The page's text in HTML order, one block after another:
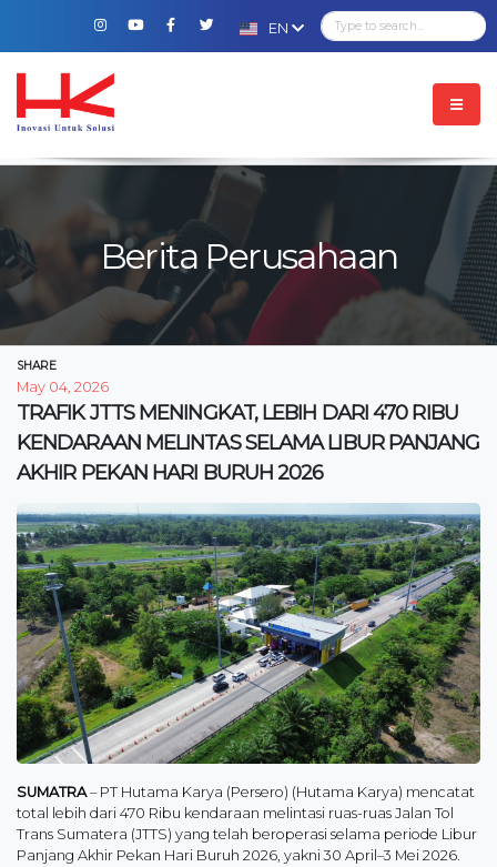
EN
Berita Perusahaan
SHARE
May 04, 2026
TRAFIK JTTS MENINGKAT, LEBIH DARI 470 RIBU
KENDARAAN MELINTAS SELAMA LIBUR PANJANG
AKHIR PEKAN HARI BURUH 2026
SUMATRA– PT Hutama Karya (Persero) (Hutama Karya) mencatat
total lebih dari 470 Ribu kendaraan melintasi ruas-ruas Jalan Tol
Trans Sumatera (JTTS) yang telah beroperasi selama periode Libur
Panjang Akhir Pekan Hari Buruh 2026, yakni 30 April–3 Mei 2026.